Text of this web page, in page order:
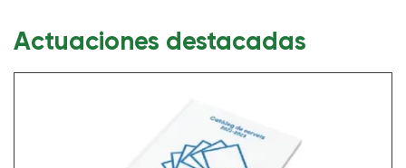
Actuaciones destacadas